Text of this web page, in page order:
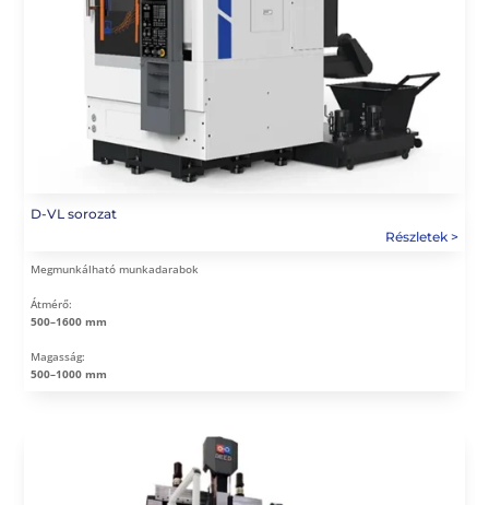
D-VL sorozat
Megmunkálható munkadarabok
Átmérő:
500–1600 mm
Magasság:
500–1000 mm